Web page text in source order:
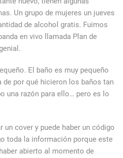
Un grupo de mujeres un jueves
de alcohol gratis. Fuimos
en vivo llamada Plan de
El baño es muy pequeño
de por qué hicieron los baños tan
una razón para ello… pero es lo
un cover y puede haber un código
toda la información porque este
abierto al momento de